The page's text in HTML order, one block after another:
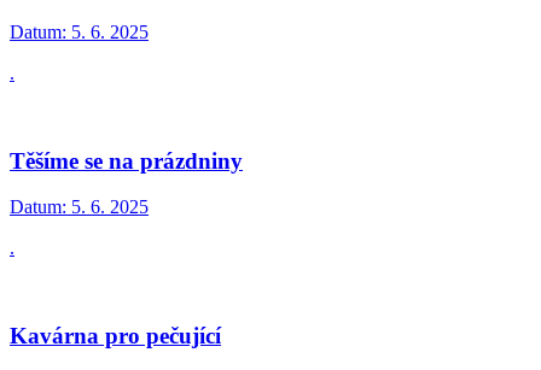
Datum: 5. 6. 2025
.
Těšíme se na prázdniny
Datum: 5. 6. 2025
.
Kavárna pro pečující